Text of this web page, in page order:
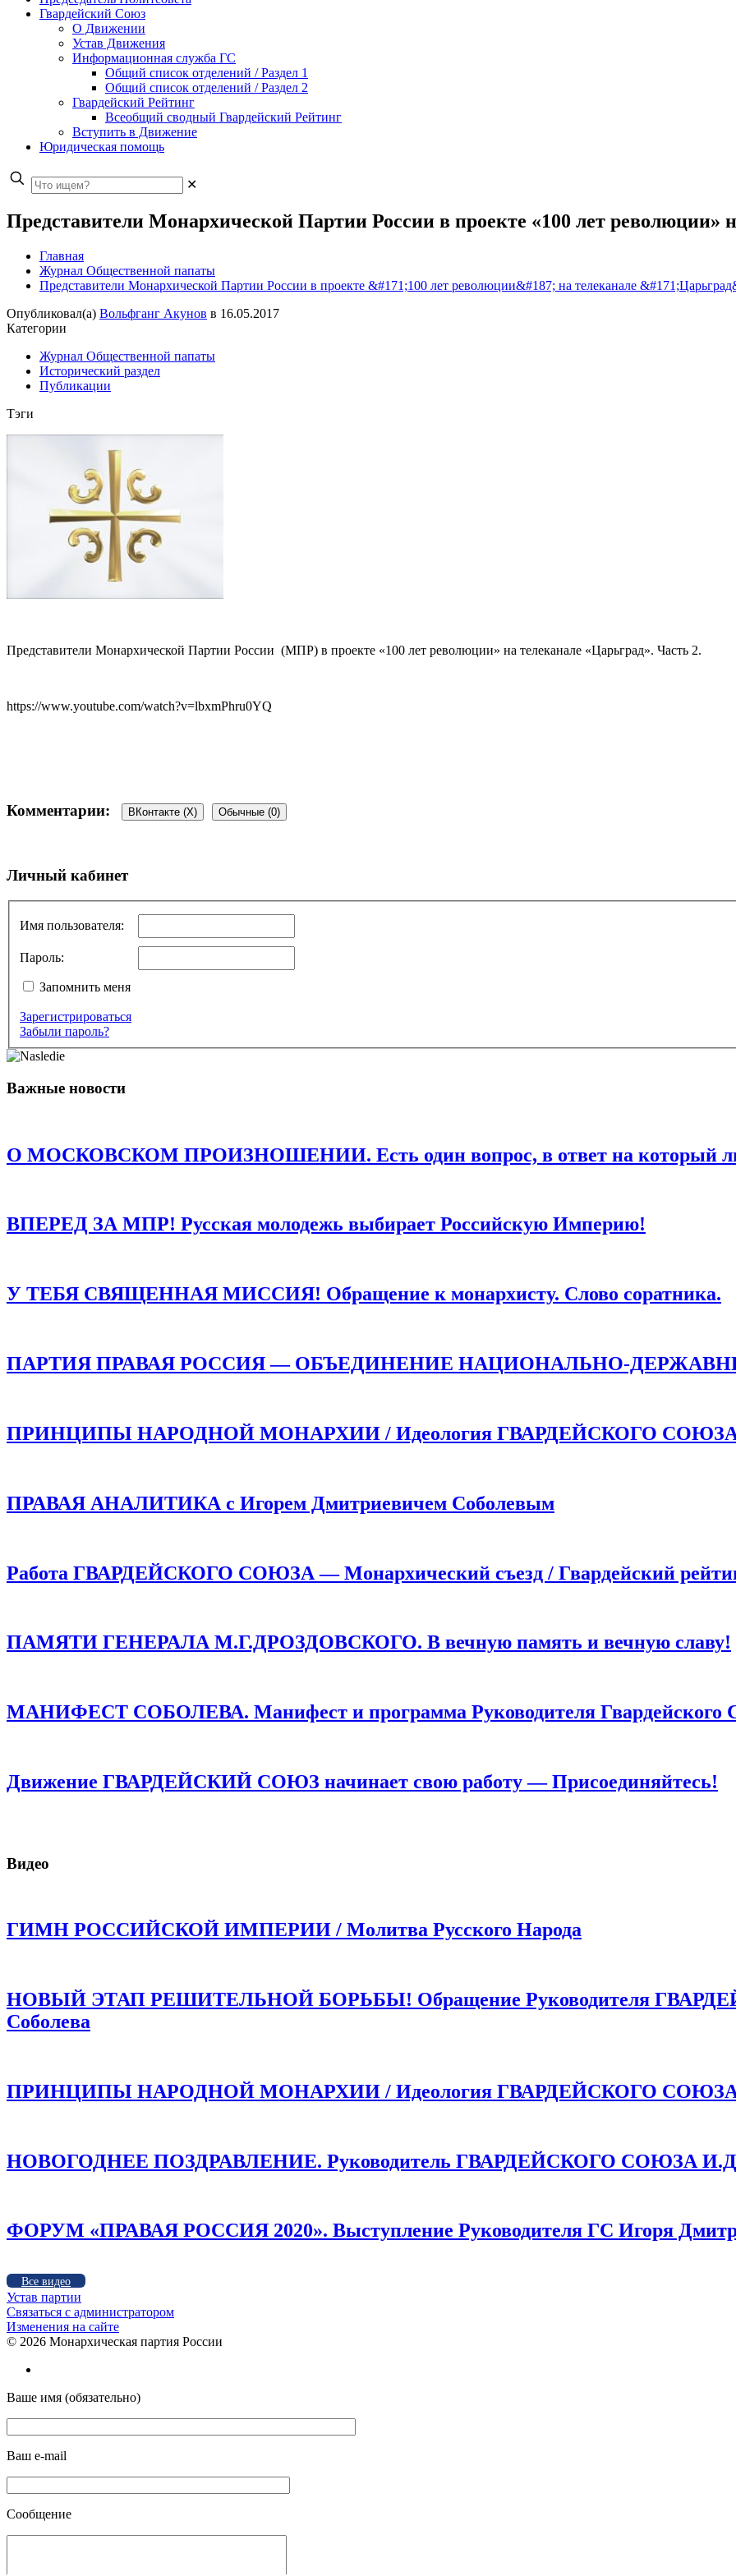
Гвардейский Союз
О Движении
Устав Движения
Информационная служба ГС
Общий список отделений / Раздел 1
Общий список отделений / Раздел 2
Гвардейский Рейтинг
Всеобщий сводный Гвардейский Рейтинг
Вступить в Движение
Юридическая помощь
✕
Представители Монархической Партии России в проекте «100 лет революции»
Главная
Журнал Общественной папаты
Представители Монархической Партии России в проекте &#171;100 лет революции&#187; на телеканале
Опубликовал(а) Вольфганг Акунов в 16.05.2017
Категории
Журнал Общественной папаты
Исторический раздел
Публикации
Тэги
Представители Монархической Партии России (МПР) в проекте «100 лет революции» на телеканале «Царьград». Часть 2.
https://www.youtube.com/watch?v=lbxmPhru0YQ
Комментарии: ВКонтакте (X) Обычные (0)
Добавить комментарий
Комментарий*
Имя*
Email*
Сохранить моё имя, email и адрес сайта в этом браузере для последующих моих комментариев.
Личный кабинет
Имя пользователя:
Пароль:
Запомнить меня
Зарегистрироваться
Забыли пароль?
Важные новости
О МОСКОВСКОМ ПРОИЗНОШЕНИИ. Есть один вопрос, в ответ на который
ВПЕРЕД ЗА МПР! Русская молодежь выбирает Российскую Империю!
У ТЕБЯ СВЯЩЕННАЯ МИССИЯ! Обращение к монархисту. Слово соратника.
ПАРТИЯ ПРАВАЯ РОССИЯ — ОБЪЕДИНЕНИЕ НАЦИОНАЛЬНО-
ПРИНЦИПЫ НАРОДНОЙ МОНАРХИИ / Идеология ГВАРДЕЙСКОГО
ПРАВАЯ АНАЛИТИКА с Игорем Дмитриевичем Соболевым
Работа ГВАРДЕЙСКОГО СОЮЗА — Монархический съезд / Гвардейский
ПАМЯТИ ГЕНЕРАЛА М.Г.ДРОЗДОВСКОГО. В вечную память и вечную славу!
МАНИФЕСТ СОБОЛЕВА. Манифест и программа Руководителя Гвардейского
Движение ГВАРДЕЙСКИЙ СОЮЗ начинает свою работу — Присоединяйтесь!
Видео
ГИМН РОССИЙСКОЙ ИМПЕРИИ / Молитва Русского Народа
НОВЫЙ ЭТАП РЕШИТЕЛЬНОЙ БОРЬБЫ! Обращение Руководителя
Соболева
ПРИНЦИПЫ НАРОДНОЙ МОНАРХИИ / Идеология ГВАРДЕЙСКОГО
НОВОГОДНЕЕ ПОЗДРАВЛЕНИЕ. Руководитель ГВАРДЕЙСКОГО СОЮЗА
ФОРУМ «ПРАВАЯ РОССИЯ 2020». Выступление Руководителя ГС Игоря
Все видео
Устав партии
Связаться с администратором
Изменения на сайте
© 2026 Монархическая партия России
Ваше имя (обязательно)
Ваш e-mail
Сообщение